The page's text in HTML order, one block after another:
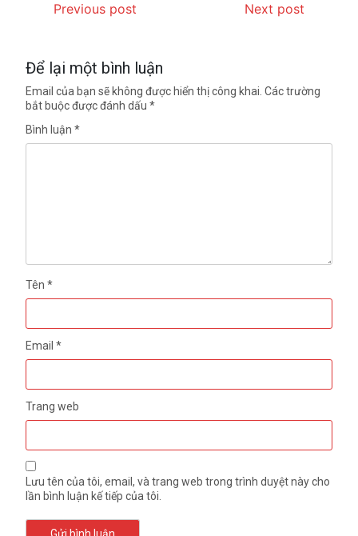
Previous post Next post
Để lại một bình luận
Email của bạn sẽ không được hiển thị công khai. Các trường
bắt buộc được đánh dấu*
Bình luận*
Tên*
Email*
Trang web
Lưu tên của tôi, email, và trang web trong trình duyệt này cho
lần bình luận kế tiếp của tôi.